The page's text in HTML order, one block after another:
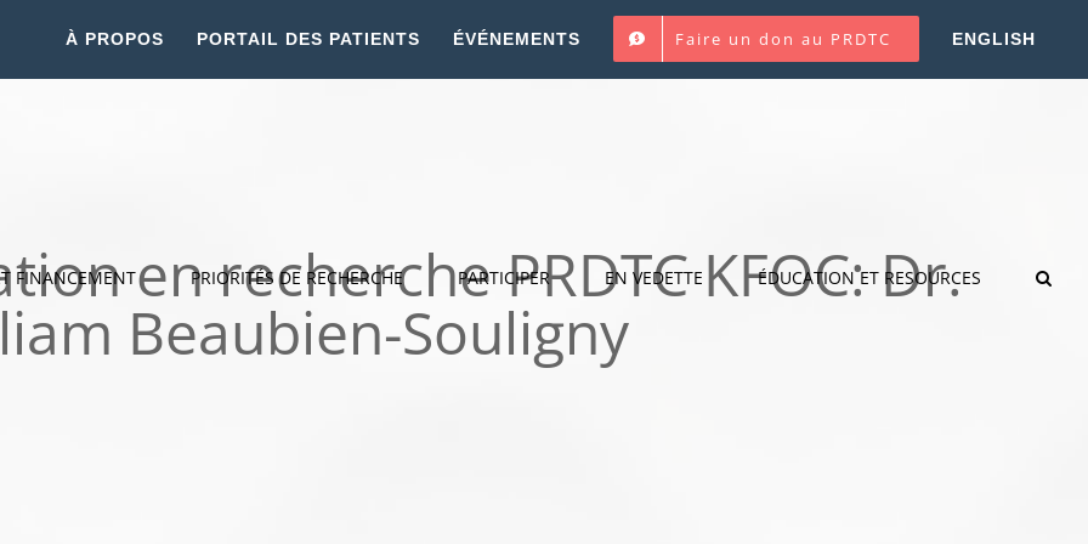
À PROPOS PORTAIL DES PATIENTS ÉVÉNEMENTS Faire un don au PRDTC ENGLISH
FINANCEMENT PRIORITÉS DE RECHERCHE PARTICIPER EN VEDETTE ÉDUCATION ET RESOURCES
en recherche PRDTC KFOC: Dr.
Beaubien-Souligny